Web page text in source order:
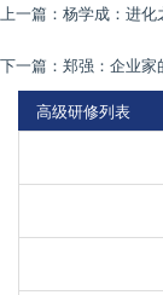
上一篇： 杨学成：进
下一篇： 郑强：企业家
高级研修列表